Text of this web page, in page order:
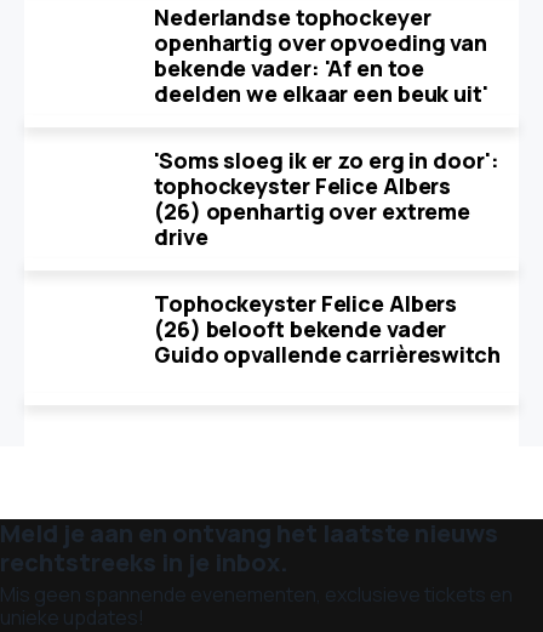
Nederlandse tophockeyer
openhartig over opvoeding van
bekende vader: 'Af en toe
deelden we elkaar een beuk uit'
'Soms sloeg ik er zo erg in door':
tophockeyster Felice Albers
(26) openhartig over extreme
drive
Tophockeyster Felice Albers
(26) belooft bekende vader
Guido opvallende carrièreswitch
Meld je aan en ontvang het laatste nieuws
rechtstreeks in je inbox.
Mis geen spannende evenementen, exclusieve tickets en
unieke updates!